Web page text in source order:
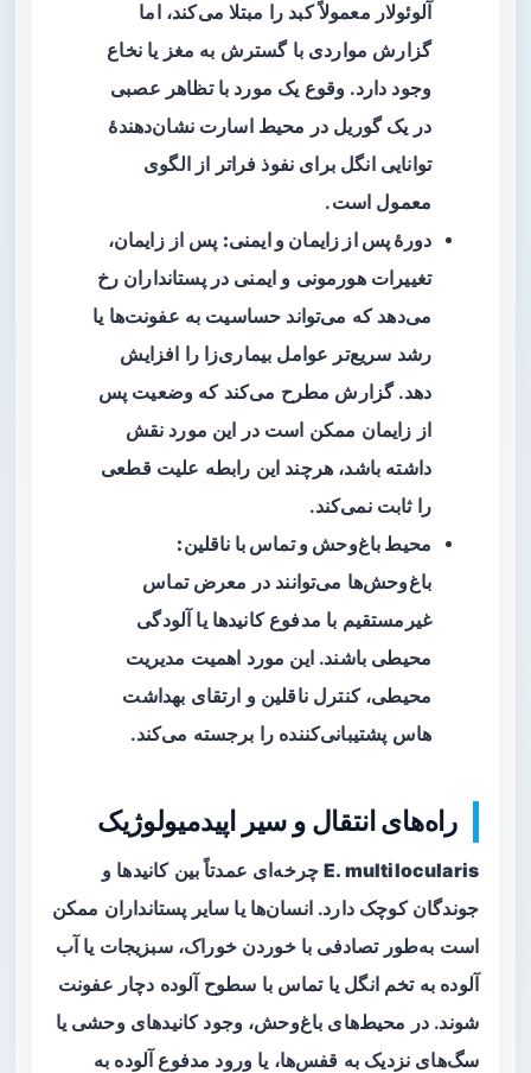
آلوئولار معمولاً کبد را مبتلا می‌کند، اما
گزارش مواردی با گسترش به مغز یا نخاع
وجود دارد. وقوع یک مورد با تظاهر عصبی
در یک گوریل در محیط اسارت نشان‌دهندهٔ
توانایی انگل برای نفوذ فراتر از الگوی
معمول است.
دورهٔ پس از زایمان و ایمنی: پس از زایمان،
تغییرات هورمونی و ایمنی در پستانداران رخ
می‌دهد که می‌تواند حساسیت به عفونت‌ها یا
رشد سریع‌تر عوامل بیماری‌زا را افزایش
دهد. گزارش مطرح می‌کند که وضعیت پس
از زایمان ممکن است در این مورد نقش
داشته باشد، هرچند این رابطه علیت قطعی
را ثابت نمی‌کند.
محیط باغ‌وحش و تماس با ناقلین:
باغ‌وحش‌ها می‌توانند در معرض تماس
غیرمستقیم با مدفوع کانیدها یا آلودگی
محیطی باشند. این مورد اهمیت مدیریت
محیطی، کنترل ناقلین و ارتقای بهداشت
هاس پشتیبانی‌کننده را برجسته می‌کند.
راه‌های انتقال و سیر اپیدمیولوژیک
E. multilocularisچرخه‌ای عمدتاً بین کانیدها و
جوندگان کوچک دارد. انسان‌ها یا سایر پستانداران ممکن
است به‌طور تصادفی با خوردن خوراک، سبزیجات یا آب
آلوده به تخم انگل یا تماس با سطوح آلوده دچار عفونت
شوند. در محیط‌های باغ‌وحش، وجود کانیدهای وحشی یا
سگ‌های نزدیک به قفس‌ها، یا ورود مدفوع آلوده به